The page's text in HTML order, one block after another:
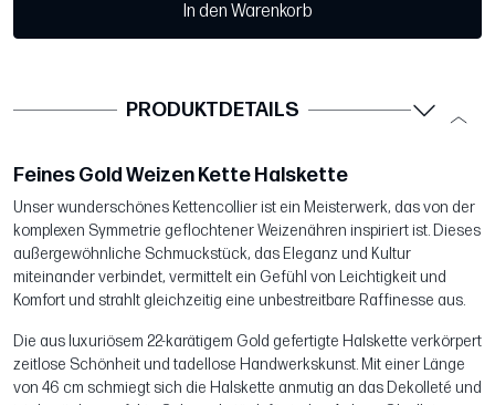
In den Warenkorb
PRODUKTDETAILS
Feines Gold Weizen Kette Halskette
Unser wunderschönes Kettencollier ist ein Meisterwerk, das von der
komplexen Symmetrie geflochtener Weizenähren inspiriert ist. Dieses
außergewöhnliche Schmuckstück, das Eleganz und Kultur
miteinander verbindet, vermittelt ein Gefühl von Leichtigkeit und
Komfort und strahlt gleichzeitig eine unbestreitbare Raffinesse aus.
Die aus luxuriösem 22-karätigem Gold gefertigte Halskette verkörpert
zeitlose Schönheit und tadellose Handwerkskunst. Mit einer Länge
von 46 cm schmiegt sich die Halskette anmutig an das Dekolleté und